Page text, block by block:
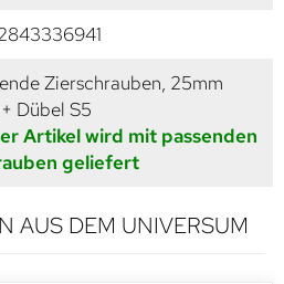
Zierschrauben, 25mm
Dübel S5
Artikel wird mit passenden
geliefert
AUS DEM UNIVERSUM